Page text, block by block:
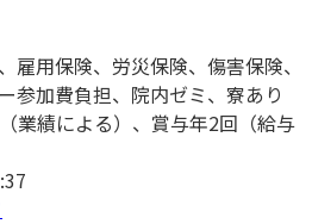
雇用保険、労災保険、傷害保険、
参加費負担、院内ゼミ、寮あり
業績による）、賞与年2回（給与